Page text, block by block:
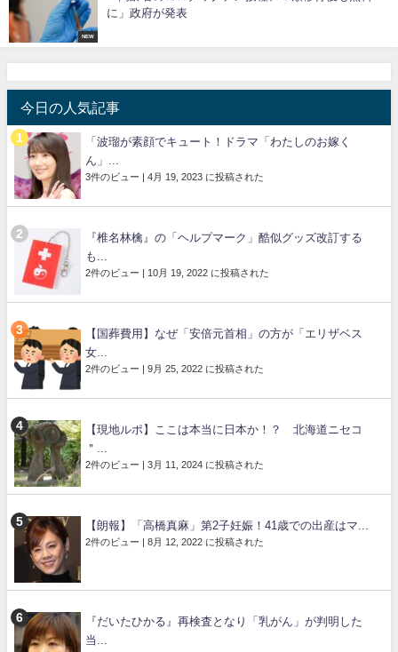
NEW
に」政府が発表
今日の人気記事
「波瑠が素顔でキュート！ドラマ「わたしのお嫁く
ん」...
3件のビュー 4月 19, 2023 に投稿された
『椎名林檎』の「ヘルプマーク」酷似グッズ改訂する
も...
2件のビュー 10月 19, 2022 に投稿された
【国葬費用】なぜ「安倍元首相」の方が「エリザベス
女...
2件のビュー 9月 25, 2022 に投稿された
【現地ルポ】ここは本当に日本か！？ 北海道ニセコ
＂...
2件のビュー 3月 11, 2024 に投稿された
【朗報】「高橋真麻」第2子妊娠！41歳での出産はマ...
2件のビュー 8月 12, 2022 に投稿された
『だいたひかる』再検査となり「乳がん」が判明した
当...